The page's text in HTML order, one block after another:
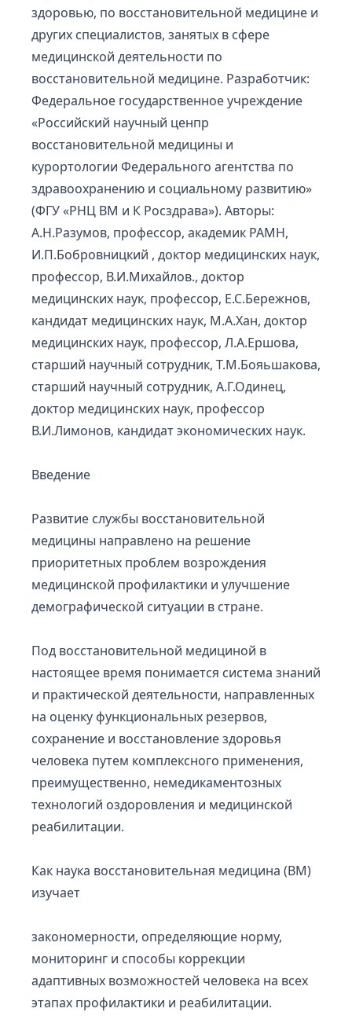
здоровью, по восстановительной медицине и
других специалистов, занятых в сфере
медицинской деятельности по
восстановительной медицине. Разработчик:
Федеральное государственное учреждение
«Российский научный ценпр
восстановительной медицины и
курортологии Федерального агентства по
здравоохранению и социальному развитию»
(ФГУ «РНЦ ВМ и К Росздрава»). Авторы:
А.Н.Разумов, профессор, академик РАМН,
И.П.Бобровницкий , доктор медицинских наук,
профессор, В.И.Михайлов., доктор
медицинских наук, профессор, Е.С.Бережнов,
кандидат медицинских наук, М.А.Хан, доктор
медицинских наук, профессор, Л.А.Ершова,
старший научный сотрудник, Т.М.Бояьшакова,
старший научный сотрудник, А.Г.Одинец,
доктор медицинских наук, профессор
В.И.Лимонов, кандидат экономических наук.
Введение
Развитие службы восстановительной
медицины направлено на решение
приоритетных проблем возрождения
медицинской профилактики и улучшение
демографической ситуации в стране.
Под восстановительной медициной в
настоящее время понимается система знаний
и практической деятельности, направленных
на оценку функциональных резервов,
сохранение и восстановление здоровья
человека путем комплексного применения,
преимущественно, немедикаментозных
технологий оздоровления и медицинской
реабилитации.
Как наука восстановительная медицина (ВМ)
изучает
закономерности, определяющие норму,
мониторинг и способы коррекции
адаптивных возможностей человека на всех
этапах профилактики и реабилитации.